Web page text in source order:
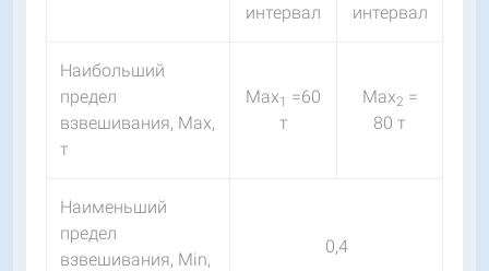
интервал
интервал
Наибольший
предел
взвешивания, Мах,
т
Мах1 =60
т
Мах2 =
80 т
Наименьший
предел
взвешивания, Мin,
0,4